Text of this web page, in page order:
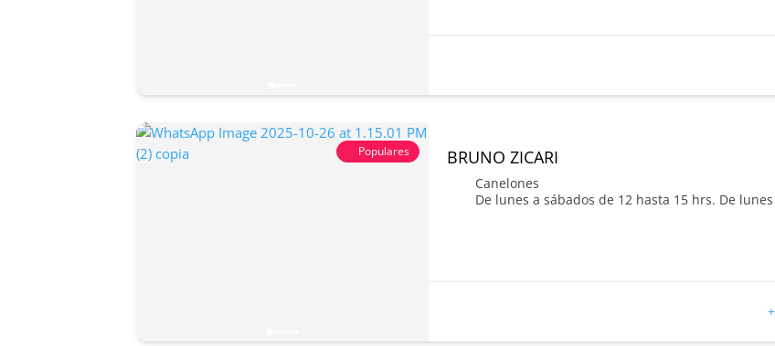
Populares BRUNO ZICARI
Canelones
De lunes a sábados de 12 hasta 15 hrs. De